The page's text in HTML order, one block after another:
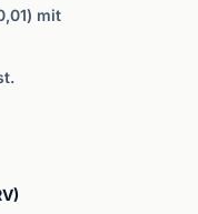
mit